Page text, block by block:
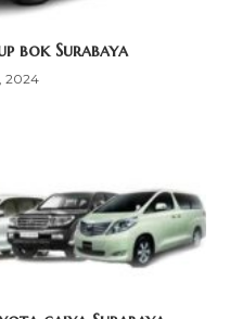
bok Surabaya
2024